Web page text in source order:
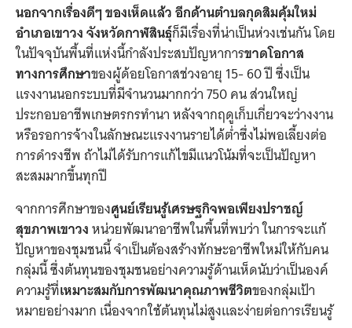
นอกจากเรื่องดีๆ ของเห็ดแล้ว อีกด้านตำบลกุดสิมคุ้มใหม่
อำเภอเขาวง จังหวัดกาฬสินธุ์ก็มีเรื่องที่น่าเป็นห่วงเช่นกัน โดย
ในปัจจุบันพื้นที่แห่งนี้กำลังประสบปัญหาการขาดโอกาส
ทางการศึกษาของผู้ด้อยโอกาสช่วงอายุ 15- 60 ปี ซึ่งเป็น
แรงงานนอกระบบที่มีจำนวนมากกว่า 750 คน ส่วนใหญ่
ประกอบอาชีพเกษตรกรทำนา หลังจากฤดูเก็บเกี่ยวจะว่างงาน
หรือรอการจ้างในลักษณะแรงงานรายได้ต่ำซึ่งไม่พอเลี้ยงต่อ
การดำรงชีพ ถ้าไม่ได้รับการแก้ไขมีแนวโน้มที่จะเป็นปัญหา
สะสมมากขึ้นทุกปี
จากการศึกษาของศูนย์เรียนรู้เศรษฐกิจพอเพียงปราชญ์
สุขภาพเขาวงหน่วยพัฒนาอาชีพในพื้นที่พบว่า ในการจะแก้
ปัญหาของชุมชนนี้ จำเป็นต้องสร้างทักษะอาชีพใหม่ให้กับคน
กลุ่มนี้ ซึ่งต้นทุนของชุมชนอย่างความรู้ด้านเห็ดนับว่าเป็นองค์
ความรู้ที่เหมาะสมกับการพัฒนาคุณภาพชีวิตของกลุ่มเป้า
หมายอย่างมาก เนื่องจากใช้ต้นทุนไม่สูงและง่ายต่อการเรียนรู้